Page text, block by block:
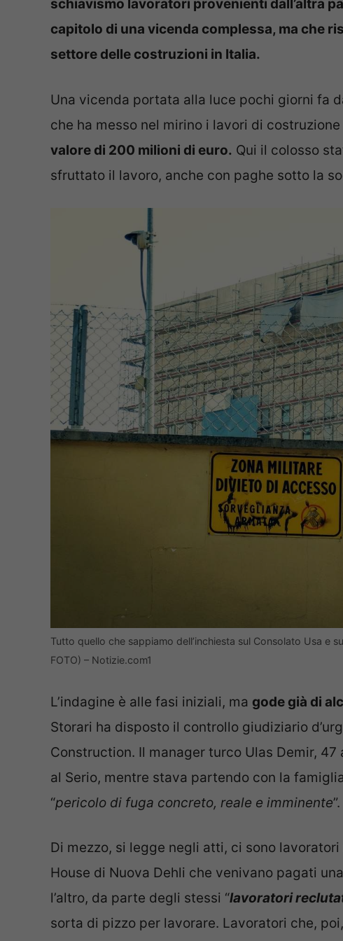
schiavismo lavoratori provenienti dall’altra
capitolo di una vicenda complessa, ma che
settore delle costruzioni in Italia.
Una vicenda portata alla luce pochi giorni fa
che ha messo nel mirino i lavori di
valore di 200 milioni di euro. Qui il colosso
sfruttato il lavoro, anche con paghe sotto la
Tutto quello che sappiamo dell’inchiesta sul Consolato Usa e
FOTO) – Notizie.com1
L’indagine è alle fasi iniziali, ma gode già di
Storari ha disposto il controllo giudiziario
Construction. Il manager turco Ulas Demir,
al Serio, mentre stava partendo con la
“pericolo di fuga concreto, reale e imminente”.
Di mezzo, si legge negli atti, ci sono
House di Nuova Dehli che venivano pagati
l’altro, da parte degli stessi “lavoratori
sorta di pizzo per lavorare. Lavoratori che,